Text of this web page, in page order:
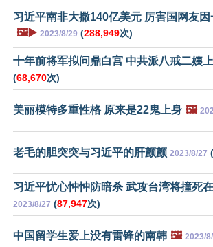
习近平南非大撒140亿美元 厉害国网友
🖼️▶️ 2023/8/29 (288,949次)
十年前将军拟问鼎白宫 中共派八戒二姨
(68,670次)
美丽模特多重性格 原来是22鬼上身 🖼️
老毛的胆突突与习近平的肝颤颤 2023/8/27 (
习近平忧心忡忡防暗杀 武攻台湾将撞死
2023/8/27 (87,947次)
中国留学生爱上没有雷锋的南韩 🖼️ 2023/